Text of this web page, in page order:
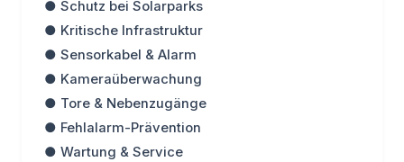
● Schutz bei Solarparks
● Kritische Infrastruktur
● Sensorkabel & Alarm
● Kameraüberwachung
● Tore & Nebenzugänge
● Fehlalarm-Prävention
● Wartung & Service